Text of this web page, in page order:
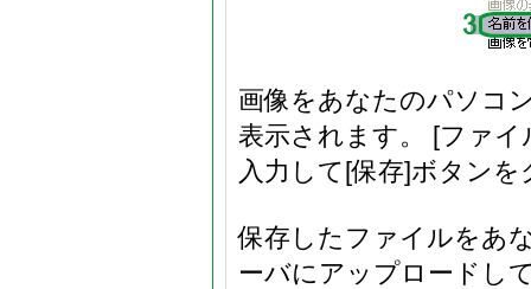
画像をあなたのパソコ
表示されます。 [ファ
入力して[保存]ボタン
保存したファイルをあ
ーバにアップロードし